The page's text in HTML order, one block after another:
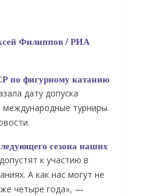
Филиппов / РИА
по фигурному катанию
дату допуска
международные турниры.
сезона наших
к участию в
А как нас могут не
четыре года», —